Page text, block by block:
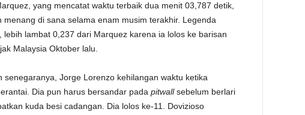
yang mencatat waktu terbaik dua menit 03,787 detik,
di sana selama enam musim terakhir. Legenda
lebih lambat 0,237 dari Marquez karena ia lolos ke barisan
Malaysia Oktober lalu.
senegaranya, Jorge Lorenzo kehilangan waktu ketika
Dia pun harus bersandar pada pitwallsebelum berlari
kuda besi cadangan. Dia lolos ke-11. Dovizioso